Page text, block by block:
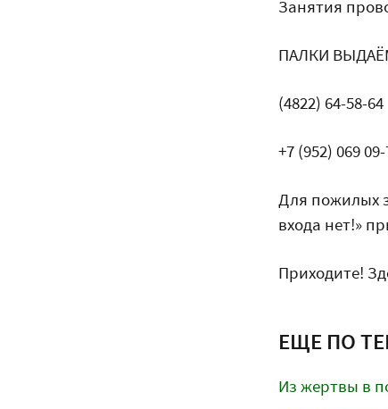
Занятия
ПАЛКИ
(4822) 64-58-64
+7 (952) 069
Для пожилых
входа нет!»
Приходите!
ЕЩЕ ПО
Из жертвы в